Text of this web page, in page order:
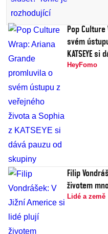
Pop
svém
KATSEYE
HeyFomo
Filip
životem
Lidé a země